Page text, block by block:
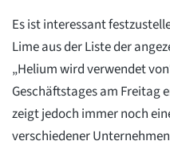
Es ist interessant
Lime aus der Liste der
„Helium wird verwendet
Geschäftstages am Freitag
zeigt jedoch immer noch
verschiedener